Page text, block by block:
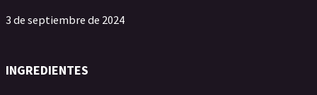
3 de septiembre de 2024
INGREDIENTES